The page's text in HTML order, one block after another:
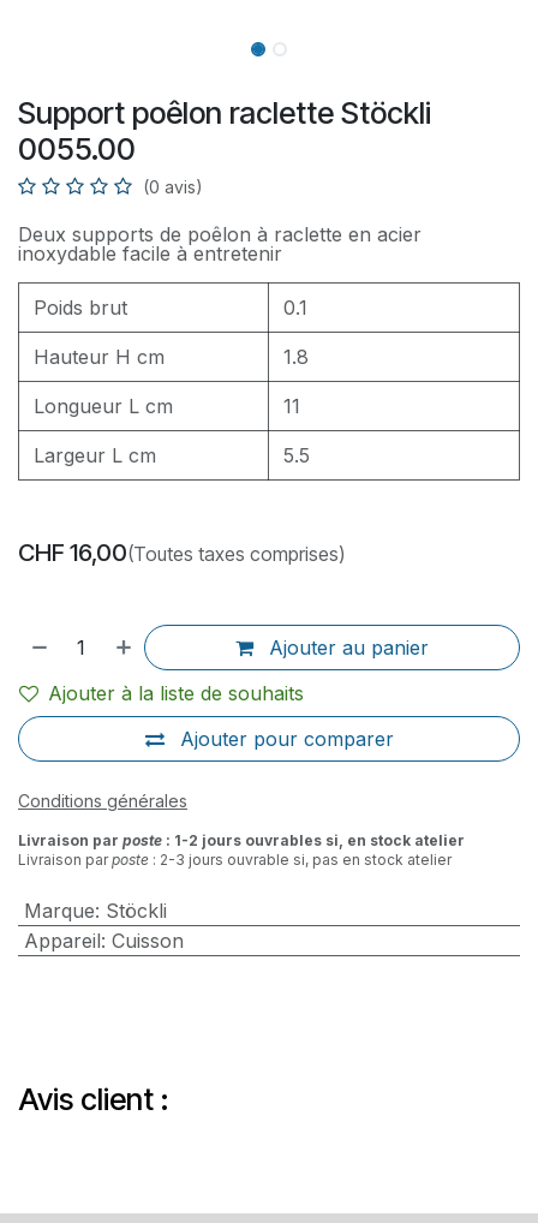
Support poêlon raclette Stöckli
0055.00
(0 avis)
Deux supports de poêlon à raclette en acier
inoxydable facile à entretenir
Poids brut 0.1
Hauteur H cm 1.8
Longueur L cm 11
Largeur L cm 5.5
CHF 16,00(Toutes taxes comprises)
Ajouter au panier
Ajouter pour comparer
Ajouter à la liste de souhaits
Conditions générales
Livraison par poste : 1-2 jours ouvrables si, en stock atelier
Livraison parposte : 2-3 jours ouvrable si, pas en stock atelier
Marque: Stöckli
Appareil: Cuisson
Avis client :